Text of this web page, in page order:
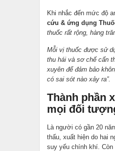
Khi nhắc đến mức độ
cứu & ứng dụng
thuốc rất rộng, hàng
Mỗi vị thuốc được sử
thu hái và sơ chế cẩn
xuyên để đảm bảo
có sai sót nào xảy ra”.
Thành phần
mọi đối
Là người có gần 20
thấu, xuất hiện do hai
suy yếu chính khí. Còn